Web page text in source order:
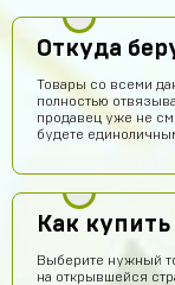
Откуда
Товары со всеми
полностью
продавец уже не
будете
Как купить
Выберите нужный
на открывшейся